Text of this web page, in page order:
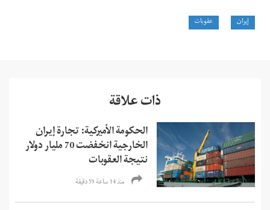
إيران عقوبات
ذات علاقة
الحكومة الأميركية: تجارة إيران
الخارجية انخفضت 70 مليار دولار
نتيجة العقوبات
منذ 14 ساعة 59 دقیقة